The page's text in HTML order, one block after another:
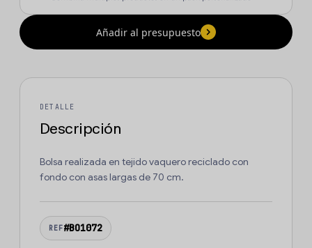
Añadir al presupuesto
DETALLE
Descripción
Bolsa realizada en tejido vaquero reciclado con
fondo con asas largas de 70 cm.
REF#BO1072